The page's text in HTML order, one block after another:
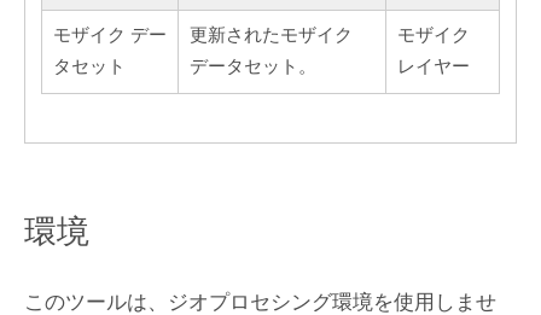
モザイク デー
タセット
更新されたモザイク
データセット。
モザイク
レイヤー
環境
このツールは、ジオプロセシング環境を使用しませ